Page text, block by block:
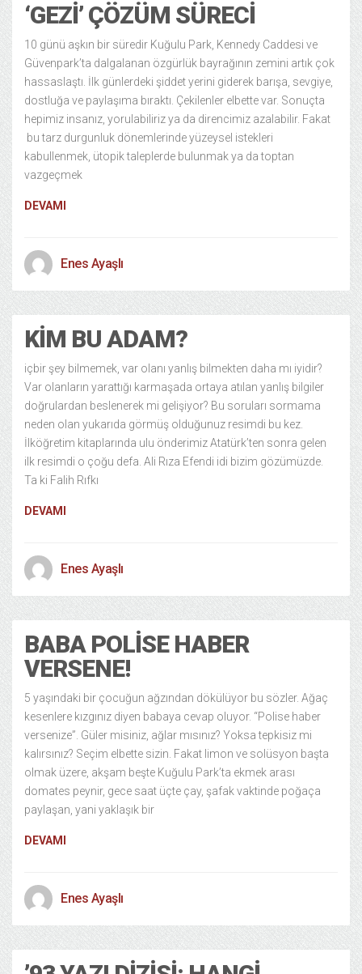
‘GEZI’ ÇÖZÜM SÜRECI
10 günü aşkın bir süredir Kuğulu Park, Kennedy Caddesi ve
Güvenpark’ta dalgalanan özgürlük bayrağının zemini artık çok
hassaslaştı. İlk günlerdeki şiddet yerini giderek barışa, sevgiye,
dostluğa ve paylaşıma bıraktı. Çekilenler elbette var. Sonuçta
hepimiz insanız, yorulabiliriz ya da direncimiz azalabilir. Fakat
bu tarz durgunluk dönemlerinde yüzeysel istekleri
kabullenmek, ütopik taleplerde bulunmak ya da toptan
vazgeçmek
DEVAMI
Enes Ayaşlı
KIM BU ADAM?
içbir şey bilmemek, var olanı yanlış bilmekten daha mı iyidir?
Var olanların yarattığı karmaşada ortaya atılan yanlış bilgiler
doğrulardan beslenerek mi gelişiyor? Bu soruları sormama
neden olan yukarıda görmüş olduğunuz resimdi bu kez.
İlköğretim kitaplarında ulu önderimiz Atatürk’ten sonra gelen
ilk resimdi o çoğu defa. Ali Rıza Efendi idi bizim gözümüzde.
Ta ki Falih Rıfkı
DEVAMI
Enes Ayaşlı
BABA POLISE HABER
VERSENE!
5 yaşındaki bir çocuğun ağzından dökülüyor bu sözler. Ağaç
kesenlere kızgınız diyen babaya cevap oluyor. “Polise haber
versenize”. Güler misiniz, ağlar mısınız? Yoksa tepkisiz mi
kalırsınız? Seçim elbette sizin. Fakat limon ve solüsyon başta
olmak üzere, akşam beşte Kuğulu Park’ta ekmek arası
domates peynir, gece saat üçte çay, şafak vaktinde poğaça
paylaşan, yani yaklaşık bir
DEVAMI
Enes Ayaşlı